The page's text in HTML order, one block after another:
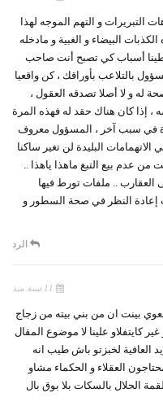
التبريرات و التهم الموجه لهذا
البيضاء و الغبية و مادخله
أسباب كي تصبح أنت صاحب
بالتلاعب بأوراقك ، كن واقعيا
له و لا أصلا تصدقه العقول ،
إذا كان هناك حقد له فهذه المرة
في سبب آخر ، المسؤول معروف
البليدة لن تغير ساكنا
عدم بيع التبغ ماهذا ياهذا ..
.. ملفات تورط فيها
إعادة النظر في صحة السطور و
الرد
بينت ان من بني بيته من زجاج
كايتفلاو علينا لا موضوع المقال
العافية لخبزتو باش طيب انه
العقلاء و الحكماء مشاو
الحلال بالسكات بلا بوق بال